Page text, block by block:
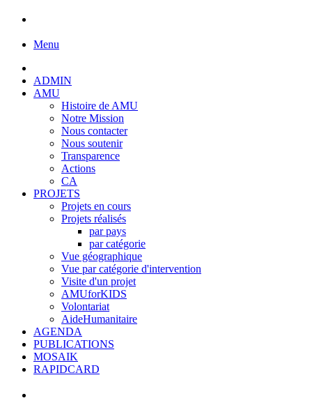
Menu
ADMIN
AMU
Histoire de AMU
Notre Mission
Nous contacter
Nous soutenir
Transparence
Actions
CA
PROJETS
Projets en cours
Projets réalisés
par pays
par catégorie
Vue géographique
Vue par catégorie d'intervention
Visite d'un projet
AMUforKIDS
Volontariat
AideHumanitaire
AGENDA
PUBLICATIONS
MOSAIK
RAPIDCARD